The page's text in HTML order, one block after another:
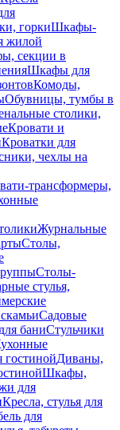
горкиШкафы-
жилой
секции в
Шкафы для
Комоды,
Обувницы, тумбы в
столики,
Кровати и
Кроватки для
чехлы на
трансформеры,
Журнальные
Столы,
Столы-
стулья,
Садовые
баниСтульчики
гостинойДиваны,
Шкафы,
для
Кресла, стулья для
для